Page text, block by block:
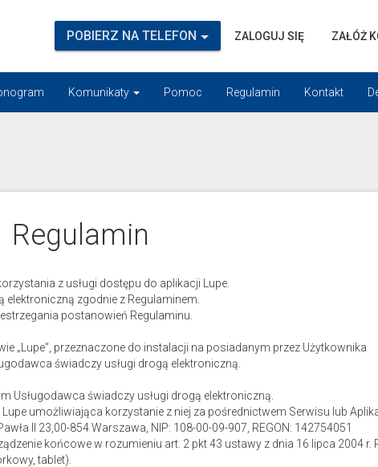
POBIERZ NA TELEFON ZALOGUJ SIĘ ZAŁÓŻ
Komunikaty Pomoc Regulamin Kontakt
Regulamin
z usługi dostępu do aplikacji Lupe.
zgodnie z Regulaminem.
postanowień Regulaminu.
„Lupe”, przeznaczone do instalacji na posiadanym przez Użytkownika
świadczy usługi drogą elektroniczną.
Usługodawca świadczy usługi drogą elektroniczną.
umożliwiająca korzystanie z niej za pośrednictwem Serwisu lub
II 23,00-854 Warszawa, NIP: 108-00-09-907, REGON: 142754051
końcowe w rozumieniu art. 2 pkt 43 ustawy z dnia 16 lipca 2004 r.
tablet).